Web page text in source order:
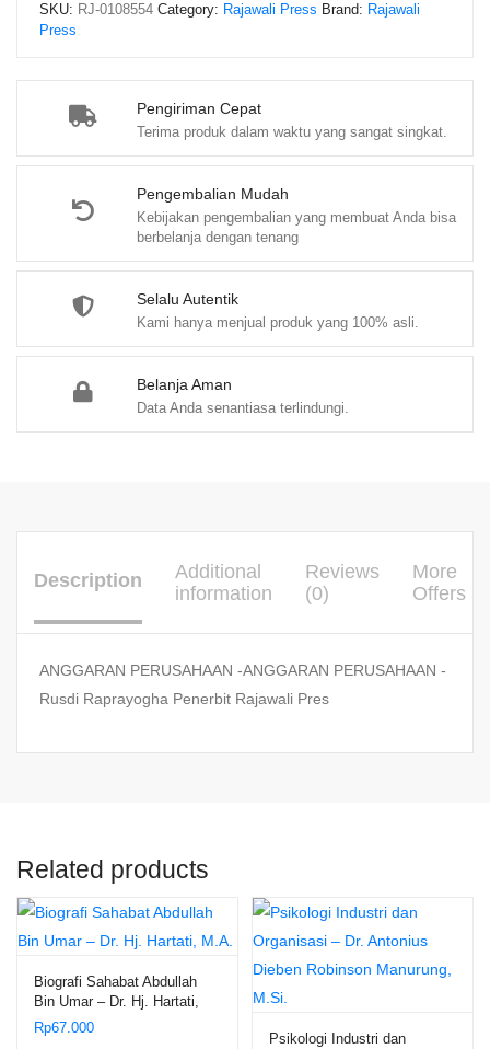
Pengiriman Cepat
Terima produk dalam waktu yang sangat singkat.
Pengembalian Mudah
Kebijakan pengembalian yang membuat Anda bisa
berbelanja dengan tenang
Selalu Autentik
Kami hanya menjual produk yang 100% asli.
Belanja Aman
Data Anda senantiasa terlindungi.
Raprayogha
SKU: RJ-0108554 Category: Rajawali Press Brand: Rajawali
Press
Description
Additional
information
Reviews
(0)
More
Offers
ANGGARAN PERUSAHAAN -ANGGARAN PERUSAHAAN -
Rusdi Raprayogha Penerbit Rajawali Pres
Related products
Biografi Sahabat Abdullah
Bin Umar – Dr. Hj. Hartati,
M.A.
Rp67.000
Psikologi Industri dan